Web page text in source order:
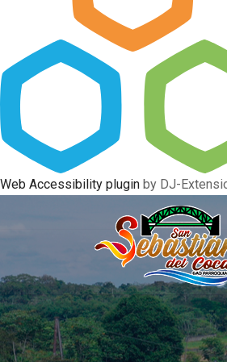
Web Accessibility plugin by DJ-